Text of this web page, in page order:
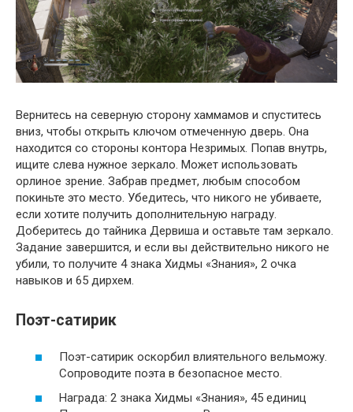
Вернитесь на северную сторону хаммамов и спуститесь
вниз, чтобы открыть ключом отмеченную дверь. Она
находится со стороны контора Незримых. Попав внутрь,
ищите слева нужное зеркало. Может использовать
орлиное зрение. Забрав предмет, любым способом
покиньте это место. Убедитесь, что никого не убиваете,
если хотите получить дополнительную награду.
Доберитесь до тайника Дервиша и оставьте там зеркало.
Задание завершится, и если вы действительно никого не
убили, то получите 4 знака Хидмы «Знания», 2 очка
навыков и 65 дирхем.
Поэт-сатирик
Поэт-сатирик оскорбил влиятельного вельможу.
Сопроводите поэта в безопасное место.
Награда: 2 знака Хидмы «Знания», 45 единиц